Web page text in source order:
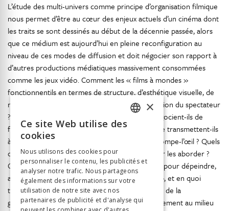
L’étude des multi-univers comme principe d’organisation filmique
nous permet d’être au cœur des enjeux actuels d’un cinéma dont
les traits se sont dessinés au début de la décennie passée, alors
que ce médium est aujourd’hui en pleine reconfiguration au
niveau de ces modes de diffusion et doit négocier son rapport à
d’autres productions médiatiques massivement consommées
comme les jeux vidéo. Comment les « films à mondes »
fonctionnentils en termes de structure, d’esthétique visuelle, de
narration, de pratiques de montage et d’immersion du spectateur
? Les rapports entre le temps et l’espace s’y négocient-ils de
façon spécifique ? Quelle vision de notre monde transmettent-ils
à travers les chatoiements de leurs effets de trompe-l’œil ? Quels
outils interprétatifs se montrent pertinents pour les aborder ?
Quels sont les modes de représentation choisis pour dépeindre,
au sein de la fiction, des « machines à mondes », et en quoi
témoignent-ils des implications liées au tournant de la
généralisation des images générées informatiquement au milieu
ITALIAN
×
Ce site Web utilise des
cookies
Nous utilisons des cookies pour
personnaliser le contenu, les publicités et
analyser notre trafic. Nous partageons
également des informations sur votre
utilisation de notre site avec nos
partenaires de publicité et d'analyse qui